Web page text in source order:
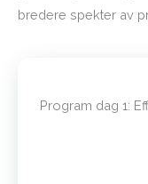
bredere spekter av
Program dag 1: